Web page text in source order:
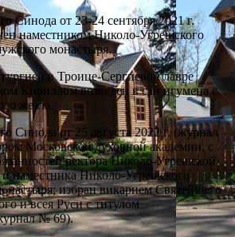
Синода от 23-24 сентября 2021 г.
наместником Николо-Угрешского
монастыря.
в Троице-Сергиевой лавре
Кириллом возведен в сан игумена с
жезла.
Синода от 25 августа 2022 г. (журнал
Московской духовной академии, с
ректора Николо-Угрешской
наместника Николо-Угрешского
избран викарием Святейшего
и всея Руси с титулом
№ 69).